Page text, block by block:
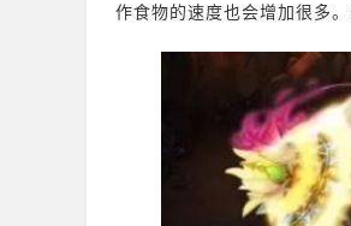
作食物的速度也会增加很多